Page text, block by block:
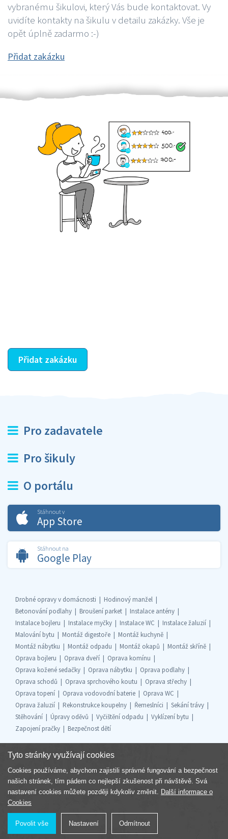
vybranému šikulovi, který Vás bude kontaktovat. Vy
uvidíte kontakty na šikulu v detailu zakázky. Vše je
opět úplně zadarmo :-)
Přidat zakázku
Přidat zakázku
Pro zadavatele
Pro šikuly
O portálu
Stáhnout v
App Store
Stáhnout na
Google Play
Drobné opravy v domácnosti
Hodinový manžel
Betonování podlahy
Broušení parket
Instalace antény
Instalace bojleru
Instalace myčky Instalace WC
Instalace žaluzií
Malování bytu
Montáž digestoře
Montáž kuchyně
Montáž nábytku
Montáž odpadu Montáž okapů
Montáž skříně
Oprava bojleru
Oprava dveří
Oprava komínu
Oprava kožené sedačky
Oprava nábytku
Oprava podlahy
Oprava schodů
Oprava sprchového koutu
Oprava střechy
Oprava topení
Oprava vodovodní baterie
Oprava WC
Oprava žaluzií
Rekonstrukce koupelny Řemeslníci
Sekání trávy
Stěhování
Úpravy oděvů Vyčištění odpadu
Vyklízení bytu
Zapojení pračky
Bezpečnost dětí
Součást skupiny
Tyto stránky využívají cookies
Cookies používáme, abychom zajistili správné fungování a bezpečnost
našich stránek, tím pádem co nejlepší zkušenost při návštěvě. Svá
nastavení cookies můžete později kdykoliv změnit. Další informace o
Cookies
Povolit vše Nastavení Odmítnout